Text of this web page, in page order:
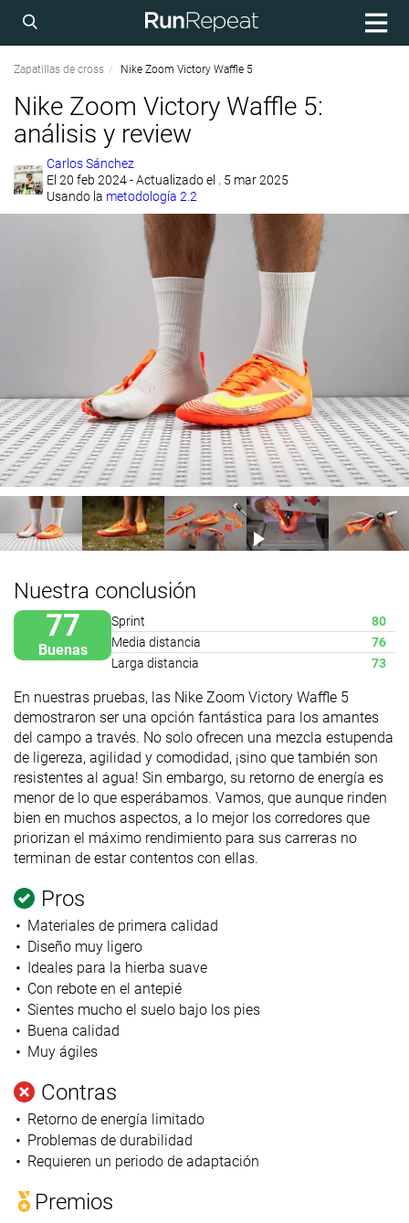
Zapatillas de cross Nike Zoom Victory Waffle 5
Nike Zoom Victory Waffle 5:
análisis y review
Carlos Sánchez
El 20 feb 2024- Actualizado el . 5 mar 2025
Usando la metodología 2.2
Nuestra conclusión
77
Buenas
Sprint
80
Media distancia
76
Larga distancia
73
En nuestras pruebas, las Nike Zoom Victory Waffle 5
demostraron ser una opción fantástica para los amantes
del campo a través. No solo ofrecen una mezcla estupenda
de ligereza, agilidad y comodidad, ¡sino que también son
resistentes al agua! Sin embargo, su retorno de energía es
menor de lo que esperábamos. Vamos, que aunque rinden
bien en muchos aspectos, a lo mejor los corredores que
priorizan el máximo rendimiento para sus carreras no
terminan de estar contentos con ellas.
Pros
Materiales de primera calidad
Diseño muy ligero
Ideales para la hierba suave
Con rebote en el antepié
Sientes mucho el suelo bajo los pies
Buena calidad
Muy ágiles
Contras
Retorno de energía limitado
Problemas de durabilidad
Requieren un periodo de adaptación
Premios